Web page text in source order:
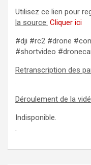
Utilisez ce lien pour
la source: Cliquer ici
#dji #rc2 #drone
#shortvideo
Retranscription des
.
Déroulement de la
Indisponible.
.